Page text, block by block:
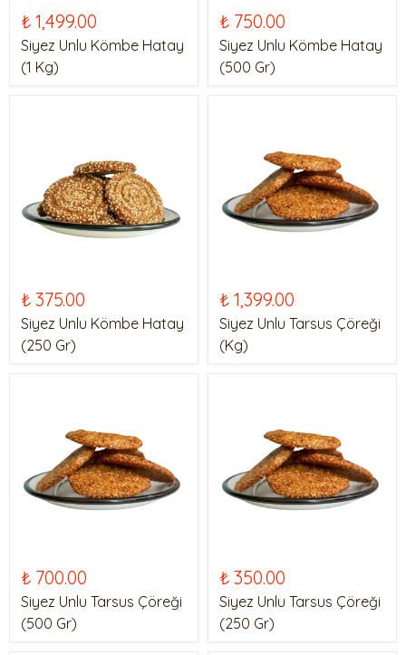
₺ 1,499.00
Siyez Unlu Kömbe Hatay
(1 Kg)
₺ 750.00
Siyez Unlu Kömbe Hatay
(500 Gr)
₺ 375.00
Siyez Unlu Kömbe Hatay
(250 Gr)
₺ 1,399.00
Siyez Unlu Tarsus Çöreği
(Kg)
₺ 700.00
Siyez Unlu Tarsus Çöreği
(500 Gr)
₺ 350.00
Siyez Unlu Tarsus Çöreği
(250 Gr)